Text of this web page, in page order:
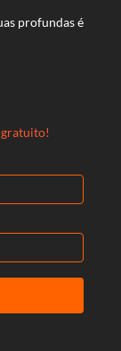
profundas é
gratuito!